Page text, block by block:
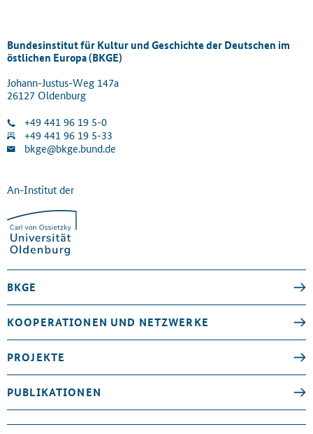
Bundesinstitut für Kultur und Geschichte der Deutschen im
östlichen Europa (BKGE)
Johann-Justus-Weg 147a
26127 Oldenburg
+49 441 96 19 5-0
+49 441 96 19 5-33
bkge@bkge.bund.de
An-Institut der
BKGE
KOOPERATIONEN UND NETZWERKE
PROJEKTE
PUBLIKATIONEN